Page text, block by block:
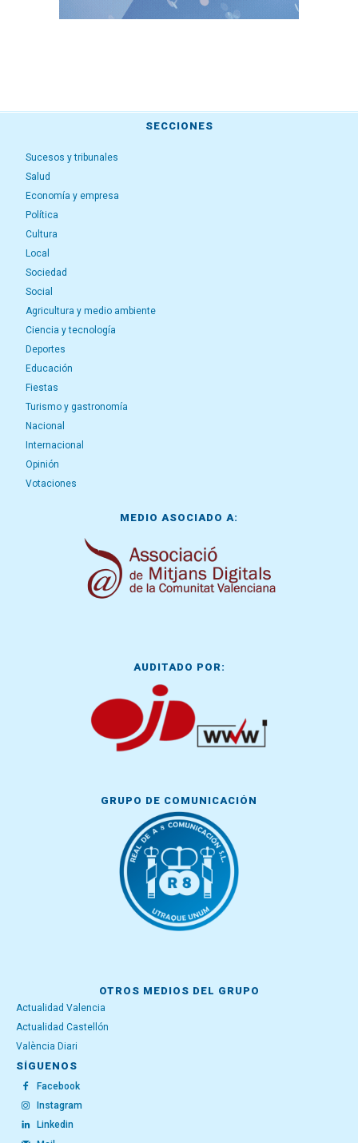
SECCIONES
Sucesos y tribunales
Salud
Economía y empresa
Política
Cultura
Local
Sociedad
Social
Agricultura y medio ambiente
Ciencia y tecnología
Deportes
Educación
Fiestas
Turismo y gastronomía
Nacional
Internacional
Opinión
Votaciones
MEDIO ASOCIADO A:
AUDITADO POR:
GRUPO DE COMUNICACIÓN
OTROS MEDIOS DEL GRUPO
Actualidad Valencia
Actualidad Castellón
València Diari
SÍGUENOS
Facebook
Instagram
Linkedin